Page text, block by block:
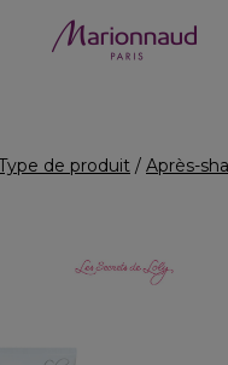
de produit Après-